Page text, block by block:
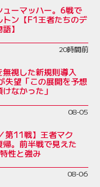
ーマッハー。6戦で
ン【F1王者たちのデ
】
20時間前
視した新規則導入
失望「この展開を予想
なかった」
08-05
第11戦】王者マク
。前半戦で見えた
性と強み
08-06